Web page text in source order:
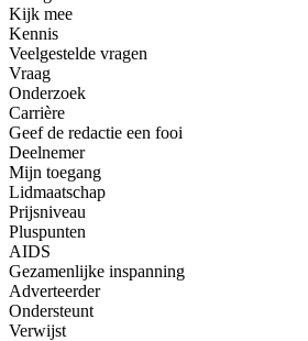
Kijk mee
Kennis
Veelgestelde vragen
Vraag
Onderzoek
Carrière
Geef de redactie een fooi
Deelnemer
Mijn toegang
Lidmaatschap
Prijsniveau
Pluspunten
AIDS
Gezamenlijke inspanning
Adverteerder
Ondersteunt
Verwijst